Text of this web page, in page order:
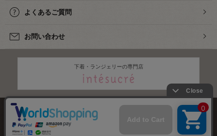
よくあるご質問
お問い合わせ
下着・ランジェリーの専門店
株式会社オカダヤ
特定商取引法に基づく表記 プライバシーポリシー サイトマップ